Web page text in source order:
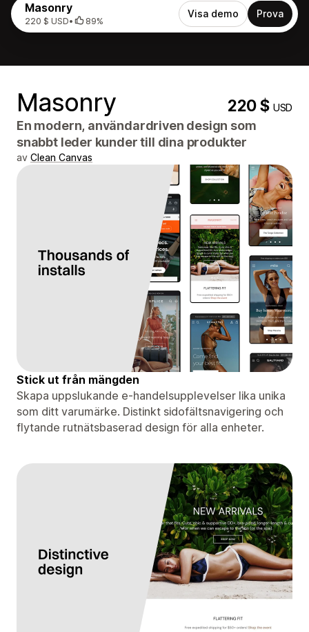
Masonry
220 $ USD• 89%
Visa demo Prova
Masonry 220 $USD
En modern, användardriven design som
snabbt leder kunder till dina produkter
av Clean Canvas
Stick ut från mängden
Skapa uppslukande e-handelsupplevelser lika unika
som ditt varumärke. Distinkt sidofältsnavigering och
flytande rutnätsbaserad design för alla enheter.